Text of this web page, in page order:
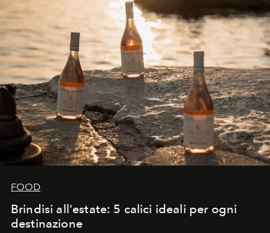
FOOD
Brindisi all'estate: 5 calici ideali per ogni
destinazione